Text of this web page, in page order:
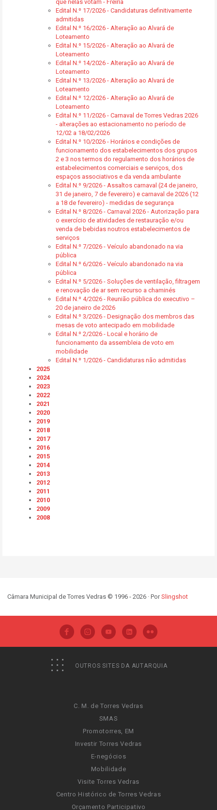
que nelas votam - Freiria
Edital N.º 17/2026 - Candidaturas definitivamente
admitidas
Edital N.º 16/2026 - Alteração ao Alvará de
Loteamento
Edital N.º 15/2026 - Alteração ao Alvará de
Loteamento
Edital N.º 14/2026 - Alteração ao Alvará de
Loteamento
Edital N.º 13/2026 - Alteração ao Alvará de
Loteamento
Edital N.º 12/2026 - Alteração ao Alvará de
Loteamento
Edital N.º 11/2026 - Carnaval de Torres Vedras 2026
- alterações ao estacionamento no período de
12/02 a 18/02/2026
Edital N.º 10/2026 - Horários e condições de
funcionamento dos estabelecimentos dos grupos
2 e 3 nos termos do regulamento dos horários de
estabelecimentos comerciais e serviços, dos
espaços associativos e da venda ambulante
Edital N.º 9/2026 - Assaltos carnaval (24 de janeiro,
31 de janeiro, 7 de fevereiro) e carnaval de 2026 (12
a 18 de fevereiro) - medidas de segurança
Edital N.º 8/2026 - Carnaval 2026 - Autorização para
o exercício de atividades de restauração e/ou
venda de bebidas noutros estabelecimentos de
serviços
Edital N.º 7/2026 - Veículo abandonado na via
pública
Edital N.º 6/2026 - Veículo abandonado na via
pública
Edital N.º 5/2026 - Soluções de ventilação, filtragem
e renovação de ar sem recurso a chaminés
Edital N.º 4/2026 - Reunião pública do executivo –
20 de janeiro de 2026
Edital N.º 3/2026 - Designação dos membros das
mesas de voto antecipado em mobilidade
Edital N.º 2/2026 - Local e horário de
funcionamento da assembleia de voto em
mobilidade
Edital N.º 1/2026 - Candidaturas não admitidas
2025
2024
2023
2022
2021
2020
2019
2018
2017
2016
2015
2014
2013
2012
2011
2010
2009
2008
Câmara Municipal de Torres Vedras © 1996 - 2026 · PorSlingshot
OUTROS SITES DA AUTARQUIA
C. M. de Torres Vedras
SMAS
Promotorres, EM
Investir Torres Vedras
E-negócios
Mobilidade
Visite Torres Vedras
Centro Histórico de Torres Vedras
Orçamento Participativo